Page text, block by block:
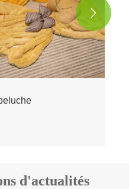

d'actualités